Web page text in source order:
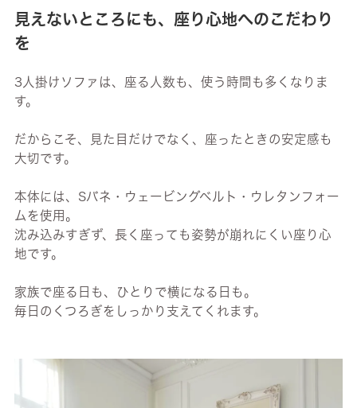
見えないところにも、座り心地へのこだわり
を
3人掛けソファは、座る人数も、使う時間も多くなりま
す。
だからこそ、見た目だけでなく、座ったときの安定感も
大切です。
本体には、Sバネ・ウェービングベルト・ウレタンフォー
ムを使用。
沈み込みすぎず、長く座っても姿勢が崩れにくい座り心
地です。
家族で座る日も、ひとりで横になる日も。
毎日のくつろぎをしっかり支えてくれます。